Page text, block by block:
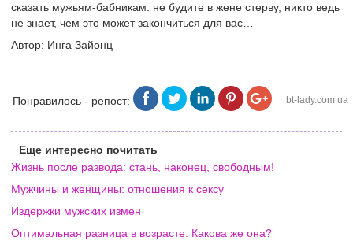
сказать мужьям-бабникам: не будите в жене стерву, никто ведь
не знает, чем это может закончиться для вас…
Автор: Инга Зайонц
Понравилось - репост: bt-lady.com.ua
Еще интересно почитать
Жизнь после развода: стань, наконец, свободным!
Мужчины и женщины: отношения к сексу
Издержки мужских измен
Оптимальная разница в возрасте. Какова же она?